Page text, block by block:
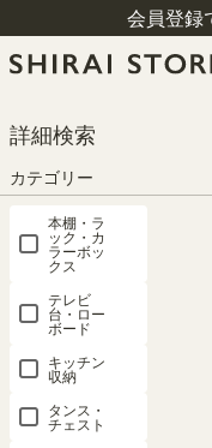
会員登録
詳細検索
カテゴリー
本棚・ラ
ック・カ
ラーボッ
クス
テレビ
台・ロー
ボード
キッチン
収納
タンス・
チェスト
HOME カテゴリー
オープンラック シェルフ 幅
ット TLF-2090IV